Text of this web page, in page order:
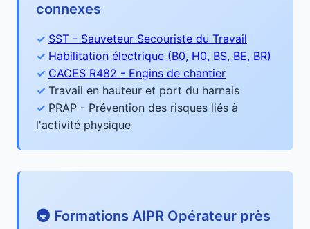
connexes
SST - Sauveteur Secouriste du Travail
Habilitation électrique (B0, H0, BS, BE, BR)
CACES R482 - Engins de chantier
Travail en hauteur et port du harnais
PRAP - Prévention des risques liés à
l'activité physique
🚇 Formations AIPR Opérateur près